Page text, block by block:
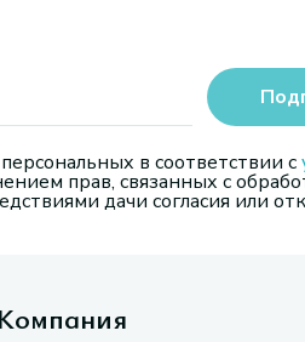
в соответствии с
прав, связанных с
дачи согласия или
Компания